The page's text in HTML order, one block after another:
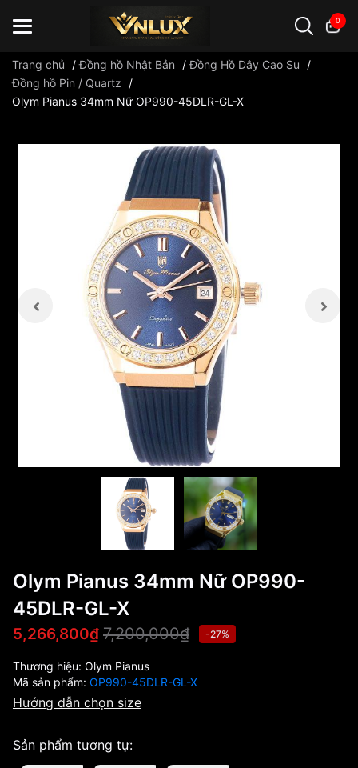
0
Đồng hồ casio đồng hồ G-Shock đồng hồ Orient
Trang chủ /Đồng hồ Nhật Bản /Đồng Hồ Dây Cao Su
/
Đồng hồ Pin / Quartz
/
Olym Pianus 34mm Nữ OP990-45DLR-GL-X
Olym Pianus 34mm Nữ OP990-
45DLR-GL-X
5,266,800₫ 7,200,000₫ -27%
Thương hiệu: Olym Pianus
Mã sản phẩm: OP990-45DLR-GL-X
Hướng dẫn chọn size
Sản phẩm tương tự: